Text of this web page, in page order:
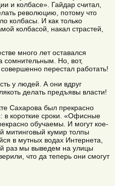
и колбасе». Гайдар считал,
революцию, потому что
колбасы. И как только
колбасой, накал страстей,
много лет оставался
сомнительным. Но, вот,
перестал работать!
у людей. А они вдруг
делать предъявы власти!
Сахарова был прекрасно
в короткие сроки. «Офисные
обучаемы. И могут кое-
митинговый кумир толпы
в мутных водах Интернета,
раз мы выведем на улицы
что да теперь они смогут